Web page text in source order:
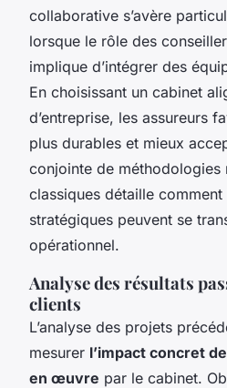
collaborative s’avère
lorsque le rôle des
implique d’intégrer des
En choisissant un cabinet
d’entreprise, les assureurs
plus durables et mieux
conjointe de méthodologies
classiques détaille
stratégiques peuvent se
opérationnel.
Analyse des résultats
clients
L’analyse des projets
mesurer l’impact concret
en œuvre par le cabinet.